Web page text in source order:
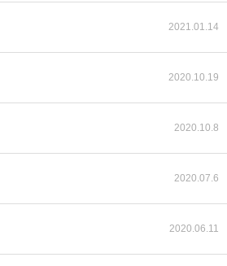
2021.01.14
2020.10.19
2020.10.8
2020.07.6
2020.06.11